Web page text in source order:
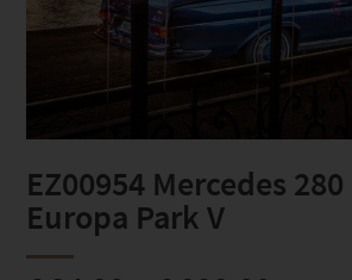
EZ00954 Mercedes 280
Europa Park V